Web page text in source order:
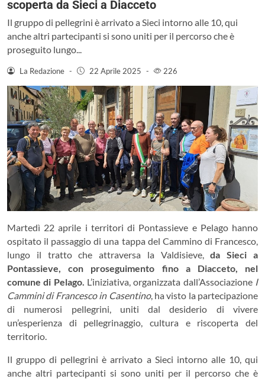
scoperta da Sieci a Diacceto
Il gruppo di pellegrini è arrivato a Sieci intorno alle 10, qui
anche altri partecipanti si sono uniti per il percorso che è
proseguito lungo...
La Redazione - 22 Aprile 2025 - 226
Martedì 22 aprile i territori di Pontassieve e Pelago hanno
ospitato il passaggio di una tappa del Cammino di Francesco,
lungo il tratto che attraversa la Valdisieve,da Sieci a
Pontassieve, con proseguimento fino a Diacceto, nel
comune di Pelago. L’iniziativa, organizzata dall’Associazione I
Cammini di Francesco in Casentino, ha visto la partecipazione
di numerosi pellegrini, uniti dal desiderio di vivere
un’esperienza di pellegrinaggio, cultura e riscoperta del
territorio.
Il gruppo di pellegrini è arrivato a Sieci intorno alle 10, qui
anche altri partecipanti si sono uniti per il percorso che è